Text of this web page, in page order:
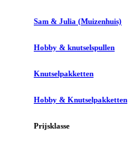
Sam & Julia (Muizenhuis)
Hobby & knutselspullen
Knutselpakketten
Hobby & Knutselpakketten
Prijsklasse